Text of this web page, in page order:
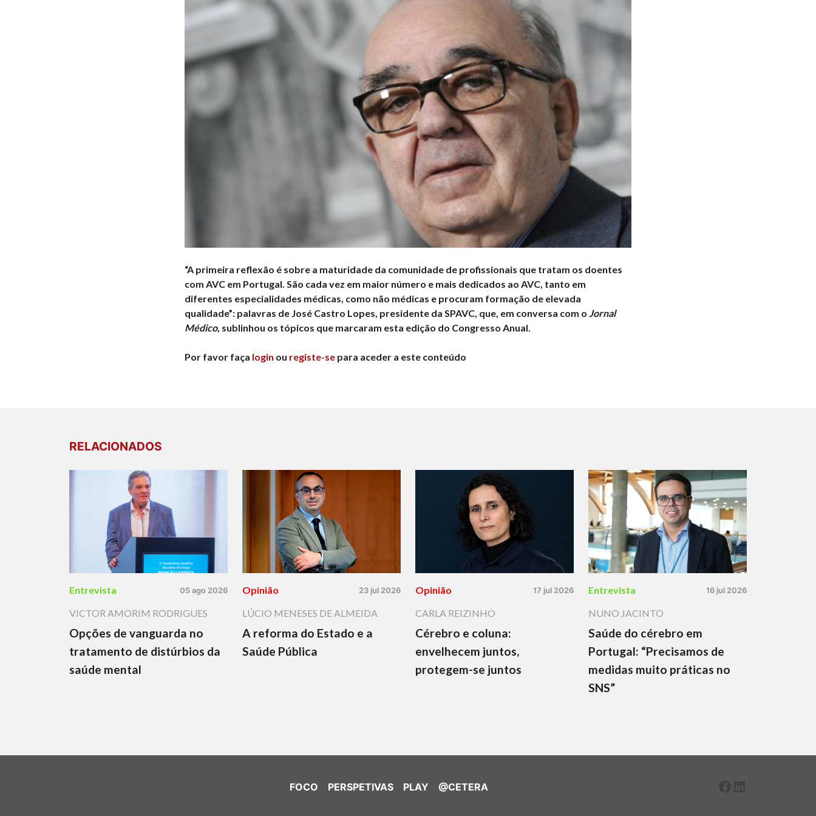
“A primeira reflexão é sobre a maturidade da comunidade de profissionais que tratam os doentes
com AVC em Portugal. São cada vez em maior número e mais dedicados ao AVC, tanto em
diferentes especialidades médicas, como não médicas e procuram formação de elevada
qualidade”: palavras de José Castro Lopes, presidente da SPAVC, que, em conversa com o Jornal
Médico, sublinhou os tópicos que marcaram esta edição do Congresso Anual.
Por favor faça login ou registe-se para aceder a este conteúdo
RELACIONADOS
Entrevista 05 ago 2026
VICTOR AMORIM RODRIGUES
Opções de vanguarda no
tratamento de distúrbios da
saúde mental
Opinião 23 jul 2026
LÚCIO MENESES DE ALMEIDA
A reforma do Estado e a
Saúde Pública
Opinião 17 jul 2026
CARLA REIZINHO
Cérebro e coluna:
envelhecem juntos,
protegem-se juntos
Entrevista 16 jul 2026
NUNO JACINTO
Saúde do cérebro em
Portugal: “Precisamos de
medidas muito práticas no
SNS”
FOCO PERSPETIVAS PLAY @CETERA